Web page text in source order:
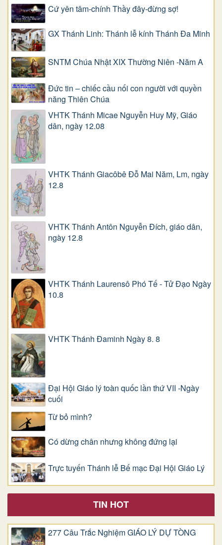
Cứ yên tâm-chính Thầy đây-đừng sợ!
GX Thánh Linh: Thánh lễ kính Thánh Đa Minh
SNTM Chúa Nhật XIX Thường Niên -Năm A
Đức tin – chiếc cầu nối con người với quyền
năng Thiên Chúa
VHTK Thánh Micae Nguyễn Huy Mỹ, Giáo
dân, ngày 12.08
VHTK Thánh Giacôbê Ðỗ Mai Năm, Lm, ngày
12.8
VHTK Thánh Antôn Nguyễn Ðích, giáo dân,
ngày 12.8
VHTK Thánh Laurensô Phó Tế - Tử Đạo Ngày
10.8
VHTK Thánh Đaminh Ngày 8. 8
Đại Hội Giáo lý toàn quốc lần thứ VII -Ngày
cuối
Từ bỏ mình?
Có dừng chân nhưng không đứng lại
Trực tuyến Thánh lễ Bế mạc Đại Hội Giáo Lý
TIN HOT
277 Câu Trắc Nghiệm GIÁO LÝ DỰ TÒNG